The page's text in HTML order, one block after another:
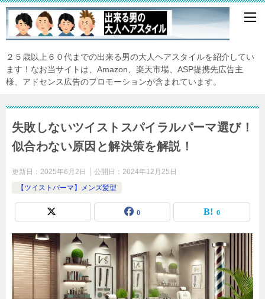
２５歳以上６０代までの出来る男の大人ヘアスタイルを紹介してい
ます！なお当サイトは、Amazon、楽天市場、ASP提携先広告主
様、アドセンス広告のプロモーションが含まれています。
失敗しないツイストスパイラルパーマ選び！
似合わない原因と解決策を解説！
更新日： 2025年6月2日 公開日： 2024年12月25日
【ツイストパーマ】メンズ髪型
0 0